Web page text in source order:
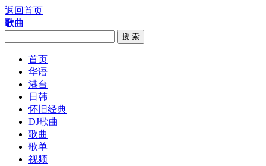
返回首页
歌曲
搜 索
首页
华语
港台
日韩
怀旧经典
DJ歌曲
歌曲
歌单
视频